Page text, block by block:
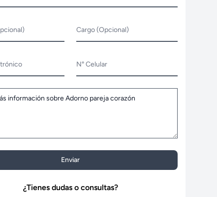
Cargo (Opcional)
N° Celular
Enviar
¿Tienes dudas o consultas?